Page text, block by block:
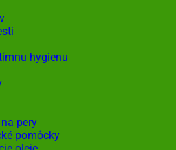
hygienu
pery
pomôcky